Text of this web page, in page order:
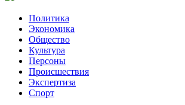
Политика
Экономика
Общество
Культура
Персоны
Происшествия
Экспертиза
Спорт